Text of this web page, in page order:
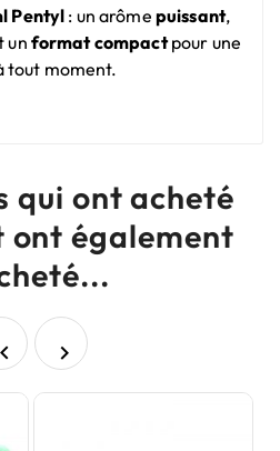
Pentyl : un arôme puissant,
un format compactpour une
tout moment.
qui ont acheté
ont également
 